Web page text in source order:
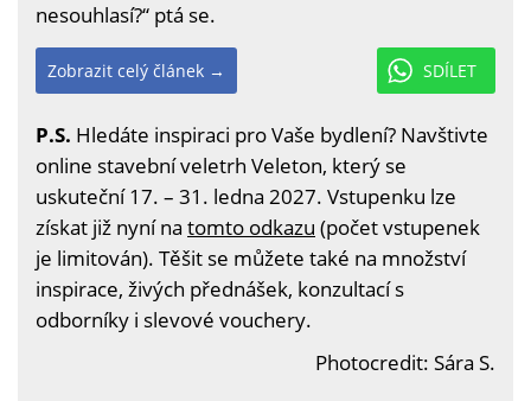
nesouhlasí?“ ptá se.
SDÍLET
Zobrazit celý článek →
P.S. Hledáte inspiraci pro Vaše bydlení? Navštivte
online stavební veletrh Veleton, který se
uskuteční 17. – 31. ledna 2027. Vstupenku lze
získat již nyní na tomto odkazu (počet vstupenek
je limitován). Těšit se můžete také na množství
inspirace, živých přednášek, konzultací s
odborníky i slevové vouchery.
Photocredit: Sára S.